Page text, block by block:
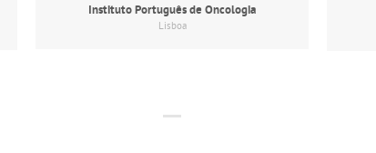
Instituto Português de Oncologia
Lisboa